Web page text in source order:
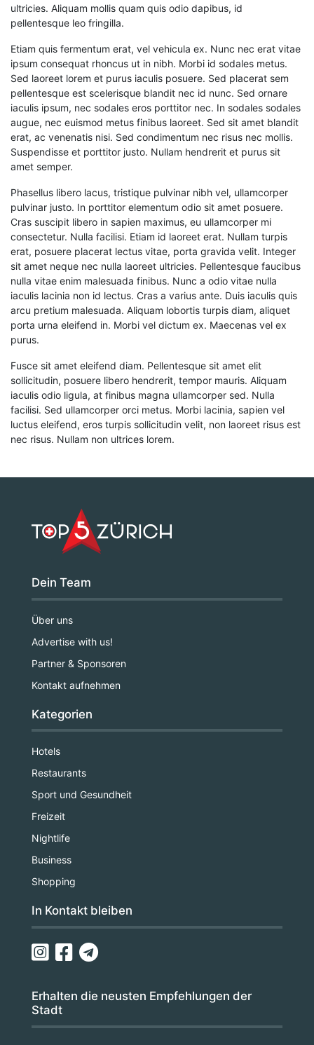
ultricies. Aliquam mollis quam quis odio dapibus, id
pellentesque leo fringilla.
Etiam quis fermentum erat, vel vehicula ex. Nunc nec erat vitae
ipsum consequat rhoncus ut in nibh. Morbi id sodales metus.
Sed laoreet lorem et purus iaculis posuere. Sed placerat sem
pellentesque est scelerisque blandit nec id nunc. Sed ornare
iaculis ipsum, nec sodales eros porttitor nec. In sodales sodales
augue, nec euismod metus finibus laoreet. Sed sit amet blandit
erat, ac venenatis nisi. Sed condimentum nec risus nec mollis.
Suspendisse et porttitor justo. Nullam hendrerit et purus sit
amet semper.
Phasellus libero lacus, tristique pulvinar nibh vel, ullamcorper
pulvinar justo. In porttitor elementum odio sit amet posuere.
Cras suscipit libero in sapien maximus, eu ullamcorper mi
consectetur. Nulla facilisi. Etiam id laoreet erat. Nullam turpis
erat, posuere placerat lectus vitae, porta gravida velit. Integer
sit amet neque nec nulla laoreet ultricies. Pellentesque faucibus
nulla vitae enim malesuada finibus. Nunc a odio vitae nulla
iaculis lacinia non id lectus. Cras a varius ante. Duis iaculis quis
arcu pretium malesuada. Aliquam lobortis turpis diam, aliquet
porta urna eleifend in. Morbi vel dictum ex. Maecenas vel ex
purus.
Fusce sit amet eleifend diam. Pellentesque sit amet elit
sollicitudin, posuere libero hendrerit, tempor mauris. Aliquam
iaculis odio ligula, at finibus magna ullamcorper sed. Nulla
facilisi. Sed ullamcorper orci metus. Morbi lacinia, sapien vel
luctus eleifend, eros turpis sollicitudin velit, non laoreet risus est
nec risus. Nullam non ultrices lorem.
Dein Team
Über uns
Advertise with us!
Partner & Sponsoren
Kontakt aufnehmen
Kategorien
Hotels
Restaurants
Sport und Gesundheit
Freizeit
Nightlife
Business
Shopping
In Kontakt bleiben
Erhalten die neusten Empfehlungen der
Stadt